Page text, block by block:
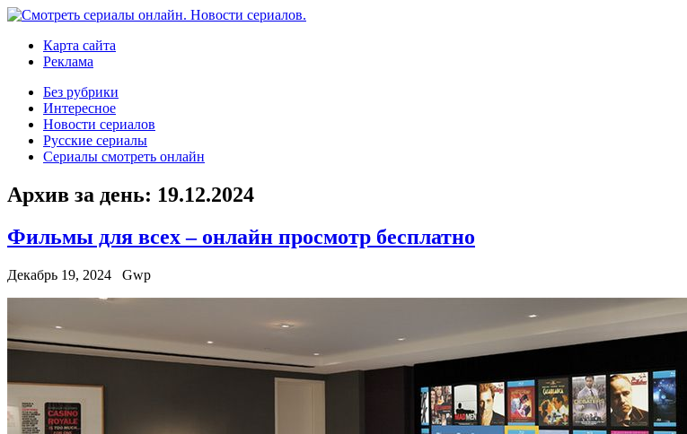
Карта сайта
Реклама
Без рубрики
Интересное
Новости сериалов
Русские сериалы
Сериалы смотреть онлайн
Архив за день: 19.12.2024
Фильмы для всех – онлайн просмотр бесплатно
Декабрь 19, 2024 Gwp